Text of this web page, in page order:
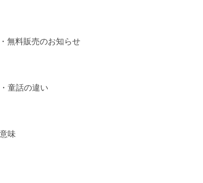
無料販売のお知らせ
童話の違い
味